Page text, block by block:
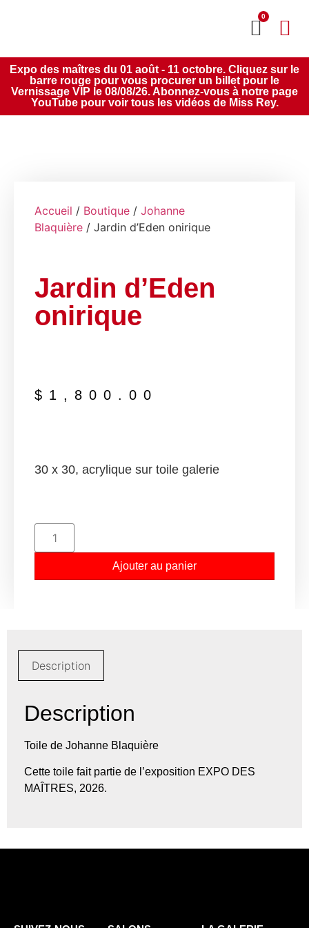
0
Expo des maîtres du 01 août - 11 octobre. Cliquez sur le
barre rouge pour vous procurer un billet pour le
Vernissage VIP le 08/08/26. Abonnez-vous à notre page
YouTube pour voir tous les vidéos de Miss Rey.
Accueil / Boutique / Johanne
Blaquière / Jardin d’Eden onirique
Jardin d’Eden
onirique
$ 1,800.00
30 x 30, acrylique sur toile galerie
Ajouter au panier
Description
Description
Toile de Johanne Blaquière
Cette toile fait partie de l’exposition EXPO DES
MAÎTRES, 2026.